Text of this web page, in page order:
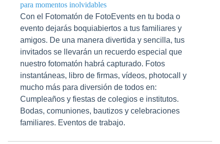
para momentos inolvidables
Con el Fotomatón de FotoEvents en tu boda o
evento dejarás boquiabiertos a tus familiares y
amigos. De una manera divertida y sencilla, tus
invitados se llevarán un recuerdo especial que
nuestro fotomatón habrá capturado. Fotos
instantáneas, libro de firmas, vídeos, photocall y
mucho más para diversión de todos en:
Cumpleaños y fiestas de colegios e institutos.
Bodas, comuniones, bautizos y celebraciones
familiares. Eventos de trabajo.